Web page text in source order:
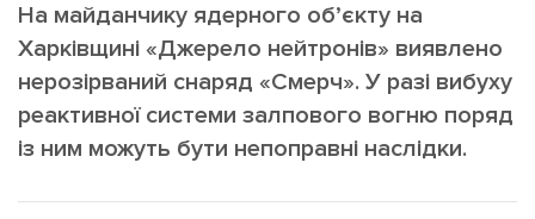
Зв'язатися з нами
[email protected] Реклама на сайті
Політика конфіденційності
На майданчику ядерного об’єкту на
Харківщині «Джерело нейтронів» виявлено
нерозірваний снаряд «Смерч». У разі вибуху
реактивної системи залпового вогню поряд
із ним можуть бути непоправні наслідки.